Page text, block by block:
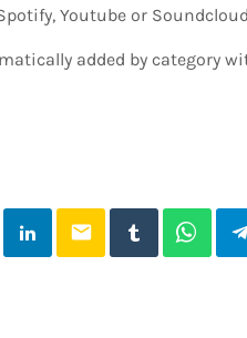
Youtube or
added by category
email